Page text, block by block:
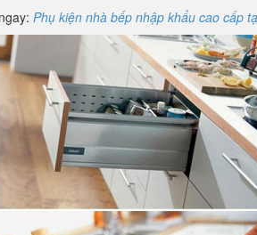
Phụ kiện nhà bếp nhập khẩu cao cấp